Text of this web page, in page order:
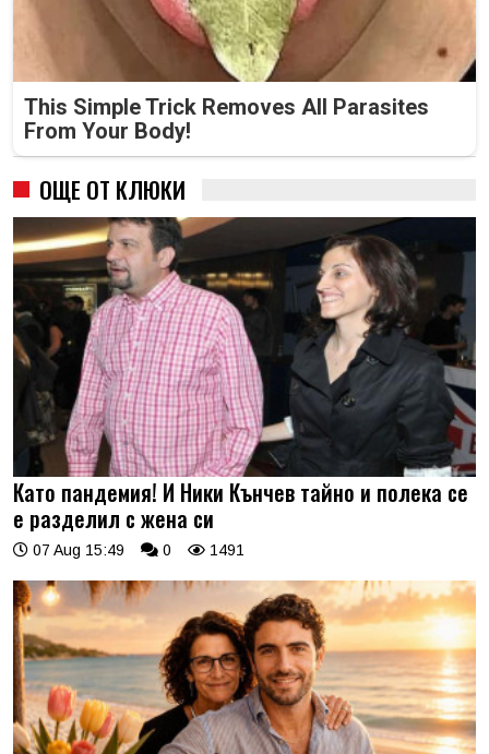
This Simple Trick Removes All Parasites
From Your Body!
ОЩЕ ОТ КЛЮКИ
Като пандемия! И Ники Кънчев тайно и полека се
е разделил с жена си
07 Aug 15:49 0 1491